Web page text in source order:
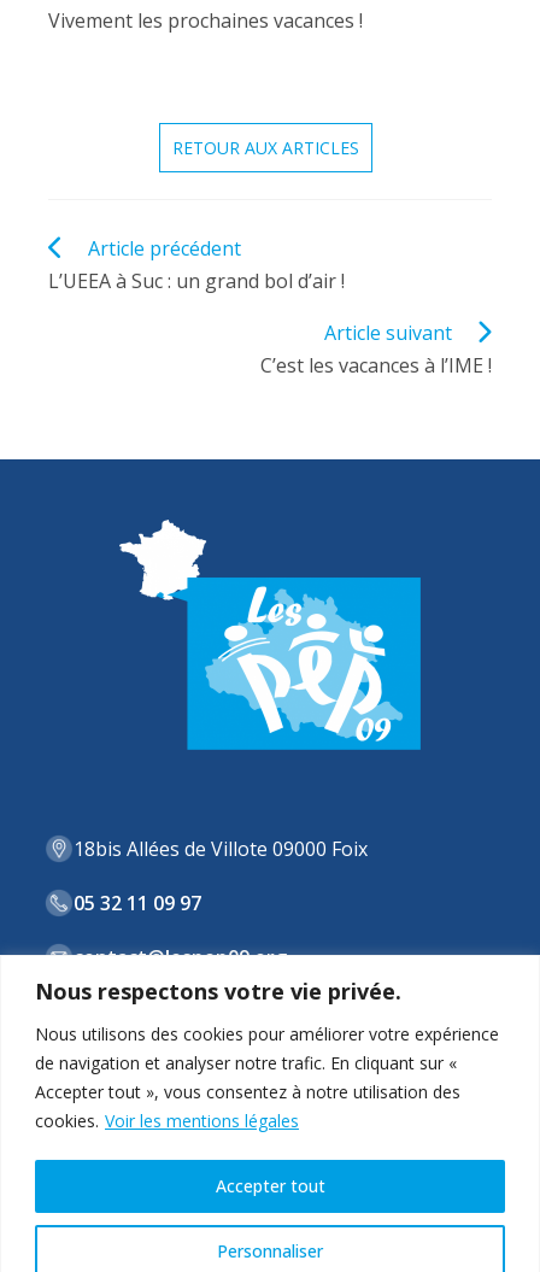
Nous respectons votre vie privée.
Nous utilisons des cookies pour améliorer votre expérience
de navigation et analyser notre trafic. En cliquant sur «
Accepter tout », vous consentez à notre utilisation des
cookies. Voir les mentions légales
Personnaliser
Accepter tout
Vivement les prochaines vacances !
RETOUR AUX ARTICLES
Read
more
articles
Article précédent
L’UEEA à Suc : un grand bol d’air !
Article suivant
C’est les vacances à l’IME !
18bis Allées de Villote 09000 Foix
05 32 11 09 97
contact@lespep09.org
ASSOCIATION
STRUCTURES & DISPOSITIFS
CONTACT